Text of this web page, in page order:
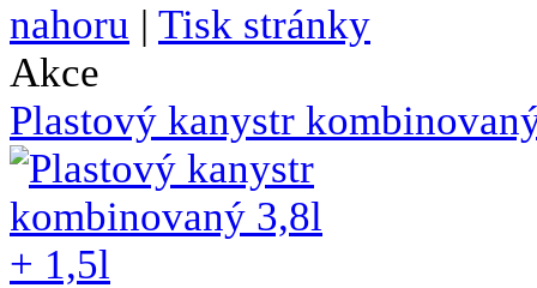
nahoru | Tisk stránky
Akce
Plastový kanystr